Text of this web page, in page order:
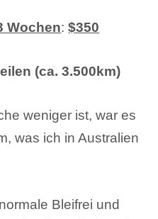
Wochen:$350
(ca. 3.500km)
weniger ist, war es
was ich in Australien
Bleifrei und